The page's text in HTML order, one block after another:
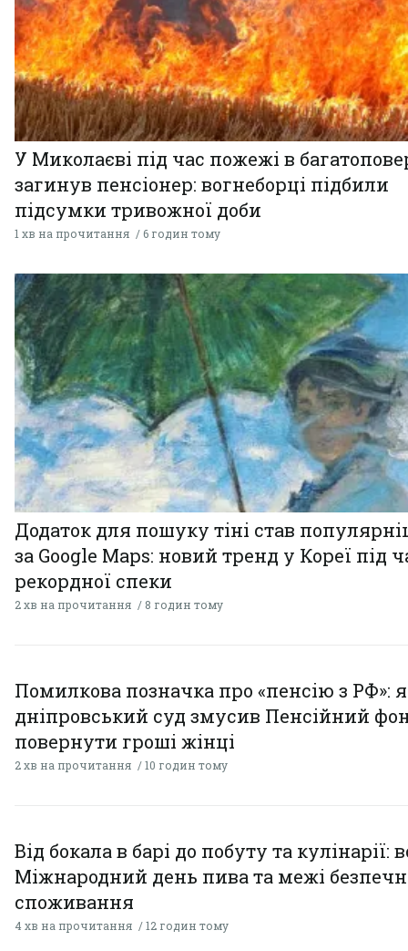
У Миколаєві під час пожежі в
загинув пенсіонер: вогнеборці підбили
підсумки тривожної доби
1 хв на прочитання 6 годин тому
Додаток для пошуку тіні став
за Google Maps: новий тренд у Кореї під
рекордної спеки
2 хв на прочитання 8 годин тому
Помилкова позначка про «пенсію з РФ»:
дніпровський суд змусив Пенсійний
повернути гроші жінці
2 хв на прочитання 10 годин тому
Від бокала в барі до побуту та кулінарії:
Міжнародний день пива та межі
споживання
4 хв на прочитання 12 годин тому